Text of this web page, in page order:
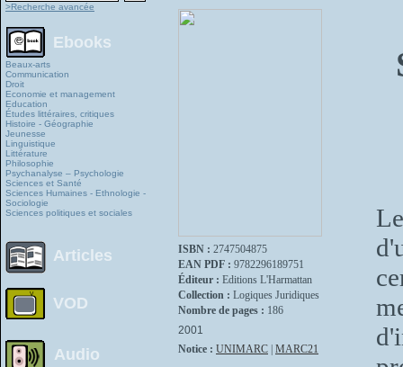
>Recherche avancée
Ebooks
Beaux-arts
Communication
Droit
Economie et management
Education
Études littéraires, critiques
Histoire - Géographie
Jeunesse
Linguistique
Littérature
Philosophie
Psychanalyse – Psychologie
Sciences et Santé
Sciences Humaines - Ethnologie -
Sociologie
Sciences politiques et sociales
Articles
VOD
Audio
ISBN : 2747504875
EAN PDF : 9782296189751
Éditeur : Editions L'Harmattan
Collection : Logiques Juridiques
Nombre de pages : 186
2001
Notice : UNIMARC MARC21